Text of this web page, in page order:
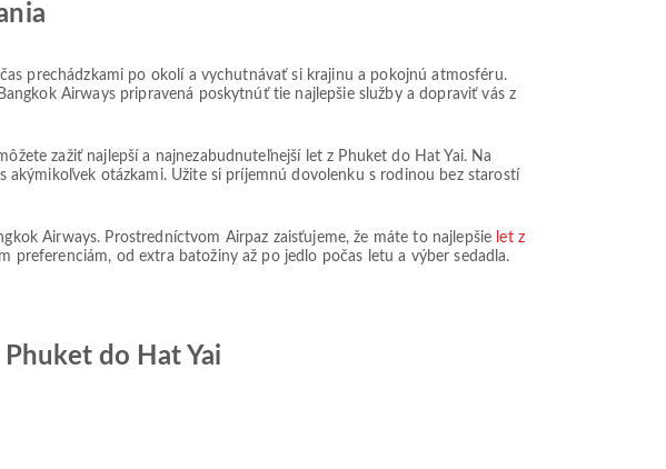
prechádzkami po okolí a vychutnávať si krajinu a pokojnú atmosféru.
Airways pripravená poskytnúť tie najlepšie služby a dopraviť vás z
zažiť najlepší a najnezabudnuteľnejší let z Phuket do Hat Yai. Na
otázkami. Užite si príjemnú dovolenku s rodinou bez starostí
Airways. Prostredníctvom Airpaz zaisťujeme, že máte to najlepšie let z
od extra batožiny až po jedlo počas letu a výber sedadla.
do Hat Yai